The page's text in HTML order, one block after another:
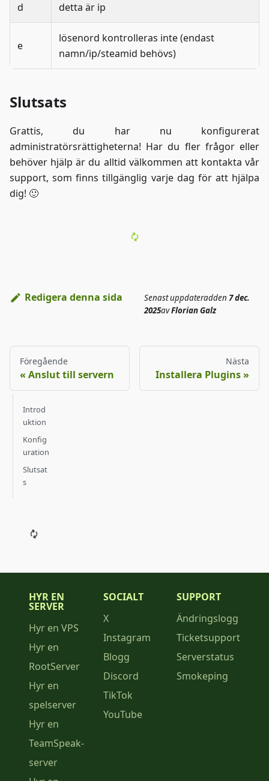
d detta är ip
e
lösenord kontrolleras inte (endast
namn/ip/steamid behövs)
Slutsats
Grattis, du har nu konfigurerat
administratörsrättigheterna! Har du fler frågor eller
behöver hjälp är du alltid välkommen att kontakta vår
support, som finns tillgänglig varje dag för att hjälpa
dig! 🙂
Redigera denna sida Senast uppdateradden 7 dec.
2025avFlorian Galz
Föregående
Anslut till servern
Nästa
Installera Plugins
Introd
uktion
Konfig
uration
Slutsat
s
HYR EN
SERVER
Hyr en VPS
Hyr en
RootServer
Hyr en
spelserver
Hyr en
TeamSpeak-
server
SOCIALT
X
Instagram
Blogg
Discord
TikTok
YouTube
SUPPORT
Ändringslogg
Ticketsupport
Serverstatus
Smokeping